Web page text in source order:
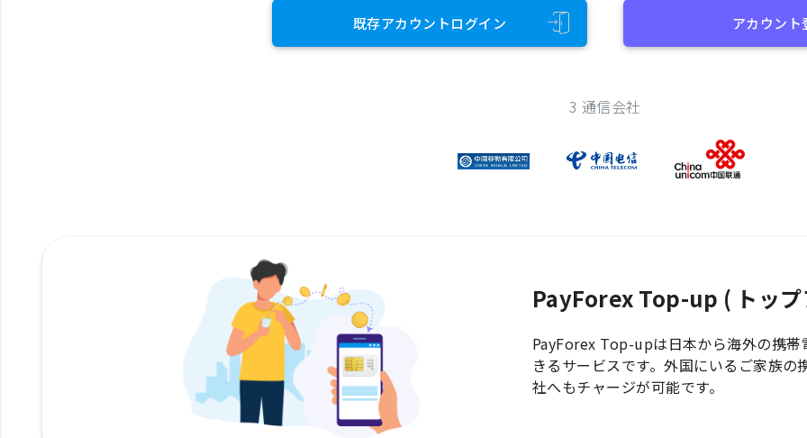
既存アカウントログイン アカウント
3 通信会社
PayForex Top-up ( トッ
PayForex Top-upは日本から海外の携
きるサービスです。外国にいるご家族
社へもチャージが可能です。